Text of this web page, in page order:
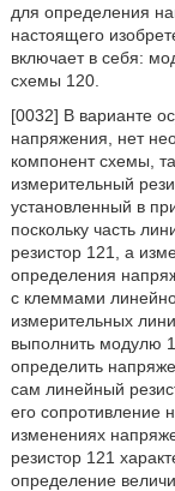
для определения
настоящего
включает в себя:
схемы 120.
[0032] В варианте
напряжения, нет
компонент схемы,
измерительный
установленный в
поскольку часть
резистор 121, а
определения
с клеммами
измерительных
выполнить модулю
определить
сам линейный
его сопротивление
изменениях
резистор 121
определение